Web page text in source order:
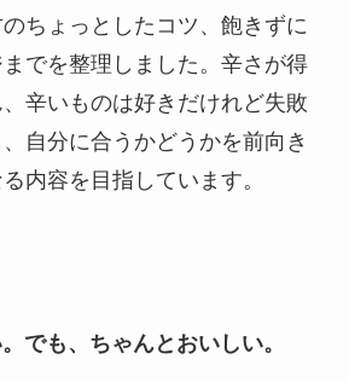
ちょっとしたコツ、飽きずに
でを整理しました。辛さが得
辛いものは好きだけれど失敗
自分に合うかどうかを前向き
内容を目指しています。
でも、ちゃんとおいしい。